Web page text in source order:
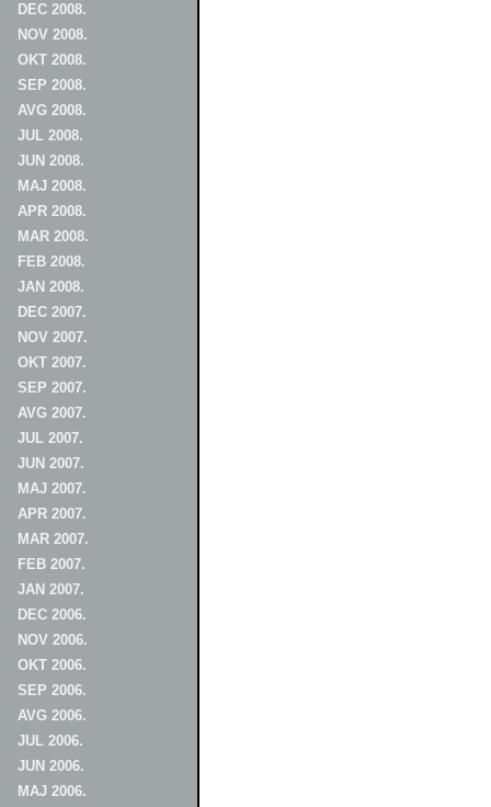
DEC 2008.
NOV 2008.
OKT 2008.
SEP 2008.
AVG 2008.
JUL 2008.
JUN 2008.
MAJ 2008.
APR 2008.
MAR 2008.
FEB 2008.
JAN 2008.
DEC 2007.
NOV 2007.
OKT 2007.
SEP 2007.
AVG 2007.
JUL 2007.
JUN 2007.
MAJ 2007.
APR 2007.
MAR 2007.
FEB 2007.
JAN 2007.
DEC 2006.
NOV 2006.
OKT 2006.
SEP 2006.
AVG 2006.
JUL 2006.
JUN 2006.
MAJ 2006.